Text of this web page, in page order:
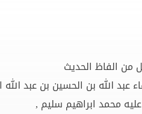
من الفاظ الحديث
الله بن الحسين بن عبد الله
محمد ابراهيم سليم ,